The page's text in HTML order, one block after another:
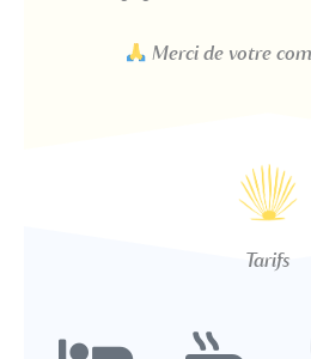
Merci de votre
Tarifs